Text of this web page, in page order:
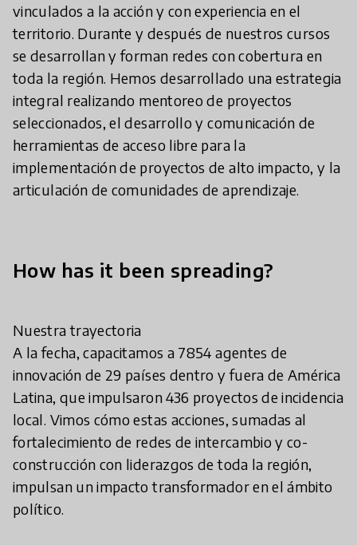
vinculados a la acción y con experiencia en el
territorio. Durante y después de nuestros cursos
se desarrollan y forman redes con cobertura en
toda la región. Hemos desarrollado una estrategia
integral realizando mentoreo de proyectos
seleccionados, el desarrollo y comunicación de
herramientas de acceso libre para la
implementación de proyectos de alto impacto, y la
articulación de comunidades de aprendizaje.
How has it been spreading?
Nuestra trayectoria
A la fecha, capacitamos a 7854 agentes de
innovación de 29 países dentro y fuera de América
Latina, que impulsaron 436 proyectos de incidencia
local. Vimos cómo estas acciones, sumadas al
fortalecimiento de redes de intercambio y co-
construcción con liderazgos de toda la región,
impulsan un impacto transformador en el ámbito
político.